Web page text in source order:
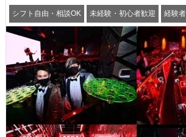
シフト自由・相談OK 未経験・初心者歓迎 経験
駅から徒歩5分以内 交通費支給 社員登用あり